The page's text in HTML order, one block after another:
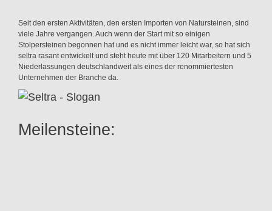
Seit den ersten Aktivitäten, den ersten Importen von Natursteinen, sind
viele Jahre vergangen. Auch wenn der Start mit so einigen
Stolpersteinen begonnen hat und es nicht immer leicht war, so hat sich
seltra rasant entwickelt und steht heute mit über 120 Mitarbeitern und 5
Niederlassungen deutschlandweit als eines der renommiertesten
Unternehmen der Branche da.
Meilensteine: